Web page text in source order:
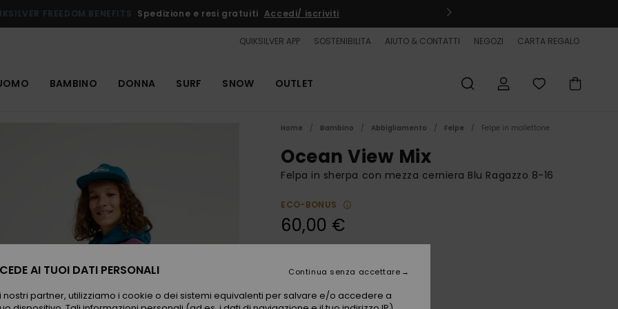
FREEDOM BENEFITS Spedizione e resi gratuiti Accedi/ iscriviti
QUIKSILVER APP SOSTENIBILITA AIUTO & CONTATTI NEGOZI CARTA REGALO
BAMBINO DONNA SURF SNOW OUTLET
Home Bambino Abbigliamento Felpe Felpe in mollettone
Ocean View Mix
Felpa in sherpa con mezza cerniera Blu Ragazzo 8-16
ECO-BONUS
60,00 €
ColoriBlue Coral
AI TUOI DATI PERSONALI
partner, utilizziamo i cookie o dei sistemi equivalenti per salvare e/o accedere a
Continua senza accettare